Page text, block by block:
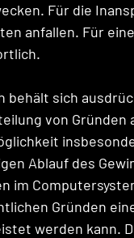
Für die
anfallen. Für
behält sich
von
Ablauf des
im
Gründen
werden kann.